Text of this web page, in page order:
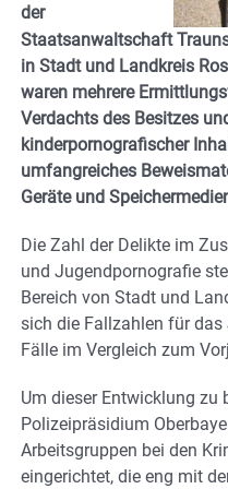
der
Staatsanwaltschaft
in Stadt und Landkreis
waren mehrere
Verdachts des Besitzes
kinderpornografischer
umfangreiches
Geräte und
Die Zahl der Delikte im
und Jugendpornografie
Bereich von Stadt und
sich die Fallzahlen für
Fälle im Vergleich zum
Um dieser Entwicklung zu
Polizeipräsidium
Arbeitsgruppen bei den
eingerichtet, die eng mit